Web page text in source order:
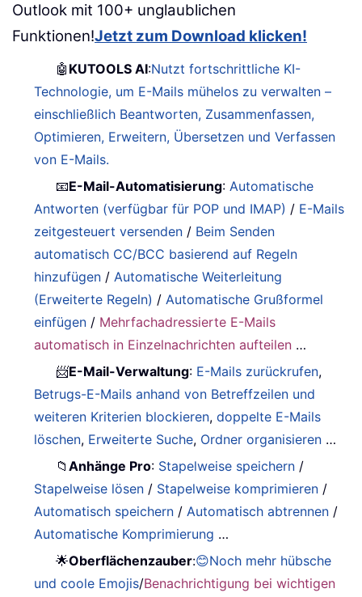
Outlook mit 100+ unglaublichen
Funktionen!Jetzt zum Download klicken!
🤖 KUTOOLS AI:Nutzt fortschrittliche KI-
Technologie, um E-Mails mühelos zu verwalten –
einschließlich Beantworten, Zusammenfassen,
Optimieren, Erweitern, Übersetzen und Verfassen
von E-Mails.
📧E-Mail-Automatisierung:Automatische
Antworten (verfügbar für POP und IMAP) / E-Mails
zeitgesteuert versenden / Beim Senden
automatisch CC/BCC basierend auf Regeln
hinzufügen /Automatische Weiterleitung
(Erweiterte Regeln) /Automatische Grußformel
einfügen / Mehrfachadressierte E-Mails
automatisch in Einzelnachrichten aufteilen …
📨E-Mail-Verwaltung: E-Mails zurückrufen,
Betrugs-E-Mails anhand von Betreffzeilen und
weiteren Kriterien blockieren,doppelte E-Mails
löschen, Erweiterte Suche, Ordner organisieren …
📁Anhänge Pro: Stapelweise speichern /
Stapelweise lösen / Stapelweise komprimieren /
Automatisch speichern /Automatisch abtrennen /
Automatische Komprimierung …
🌟Oberflächenzauber:😊Noch mehr hübsche
und coole Emojis/Benachrichtigung bei wichtigen